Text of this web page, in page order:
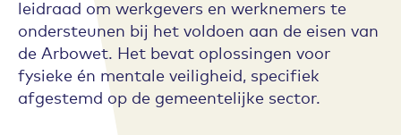
leidraad om werkgevers en werknemers te
ondersteunen bij het voldoen aan de eisen van
de Arbowet. Het bevat oplossingen voor
fysieke én mentale veiligheid, specifiek
afgestemd op de gemeentelijke sector.